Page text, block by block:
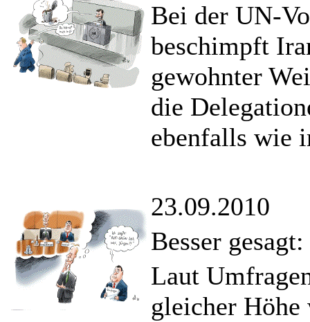
Bei der UN-
beschimpft
gewohnter
die
ebenfalls wie
23.09.2010
Besser
Laut
gleicher